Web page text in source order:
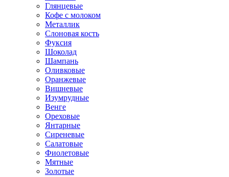
Глянцевые
Кофе с молоком
Металлик
Слоновая кость
Фуксия
Шоколад
Шампань
Оливковые
Оранжевые
Вишневые
Изумрудные
Венге
Ореховые
Янтарные
Сиреневые
Салатовые
Фиолетовые
Мятные
Золотые